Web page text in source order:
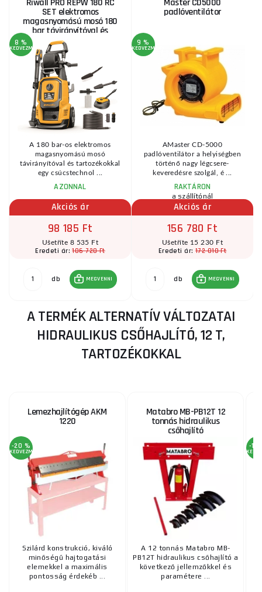
SET elektromos
magasnyomású mosó 180
bar távirányítóval és
tartozékokkal
8 %
KEDVEZMÉNY
A 180 bar-os elektromos
magasnyomású mosó
távirányítóval és tartozékokkal
egy csúcstechnol ...
AZONNAL
Akciós ár
98 185 Ft
Ušetříte 8 535 Ft
Eredeti ár:106 720 Ft
db MEGVENNI
padlóventilátor
9 %
KEDVEZMÉNY
AMaster CD-5000
padlóventilátor a helyiségben
történő nagy légcsere-
keveredésre szolgál, é ...
RAKTÁRON
a szállítónál
Akciós ár
156 780 Ft
Ušetříte 15 230 Ft
Eredeti ár: 172 010 Ft
db MEGVENNI
A TERMÉK ALTERNATÍV VÁLTOZATAI
HIDRAULIKUS CSŐHAJLÍTÓ, 12 T,
TARTOZÉKOKKAL
Lemezhajlítógép AKM
1220
-20 %
KEDVEZMÉNY
Szilárd konstrukció, kiváló
minőségű hajtogatási
elemekkel a maximális
pontosság érdekéb ...
Matabro MB-PB12T 12
tonnás hidraulikus
csőhajlító
A 12 tonnás Matabro MB-
PB12T hidraulikus csőhajlító a
következő jellemzőkkel és
paramétere ...
-15